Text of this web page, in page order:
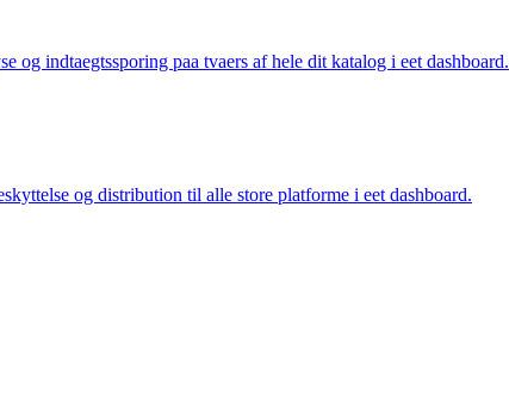
og indtaegtssporing paa tvaers af hele dit katalog i eet dashboard.
og distribution til alle store platforme i eet dashboard.